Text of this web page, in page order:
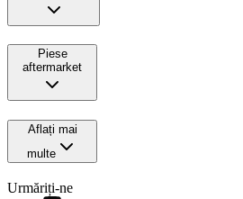
Piese
aftermarket
Aflați mai
multe
Urmăriți-ne